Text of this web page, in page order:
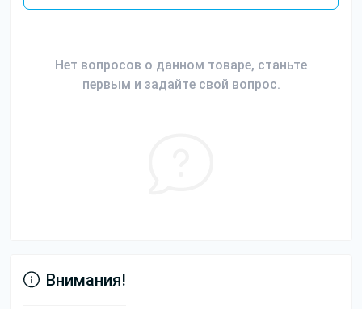
Нет вопросов о данном товаре, станьте
первым и задайте свой вопрос.
Внимания!